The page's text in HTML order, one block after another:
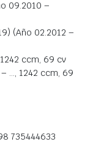
09.2010 –
(Año 02.2012 –
ccm, 69 cv
– …, 1242 ccm, 69
735444633